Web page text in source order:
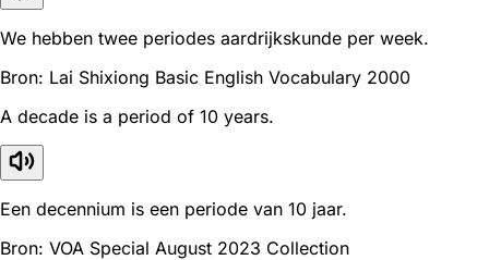
We hebben twee periodes aardrijkskunde per week.
Bron: Lai Shixiong Basic English Vocabulary 2000
A decade is a period of 10 years.
Een decennium is een periode van 10 jaar.
Bron: VOA Special August 2023 Collection